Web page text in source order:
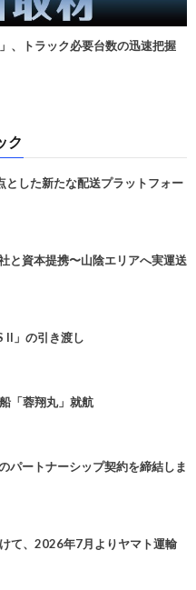
、トラック必要台数の迅速把握
ク
した新たな配送プラットフォー
資本提携〜山陰エリアへ実運送
II」の引き渡し
「蓉翔丸」就航
パートナーシップ契約を締結しま
て、2026年7月よりヤマト運輸